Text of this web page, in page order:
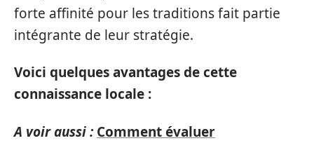
forte affinité pour les traditions fait partie
intégrante de leur stratégie.
Voici quelques avantages de cette
connaissance locale :
A voir aussi : Comment évaluer